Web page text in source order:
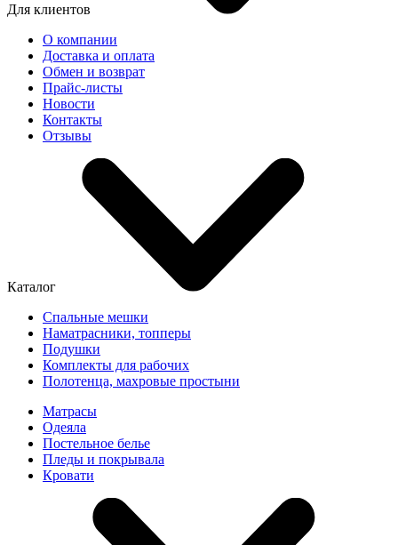
Для клиентов
О компании
Доставка и оплата
Обмен и возврат
Прайс-листы
Новости
Контакты
Отзывы
Каталог
Спальные мешки
Наматрасники, топперы
Подушки
Комплекты для рабочих
Полотенца, махровые простыни
Матрасы
Одеяла
Постельное белье
Пледы и покрывала
Кровати